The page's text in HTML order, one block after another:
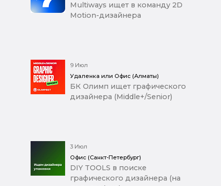
Multiways ищет в команду 2D
Motion-дизайнера
9 Июл
Удаленка или Офис (Алматы)
БК Олимп ищет графического
дизайнера (Middle+/Senior)
3 Июл
Офис (Санкт-Петербург)
DIY TOOLS в поиске
графического дизайнера (на